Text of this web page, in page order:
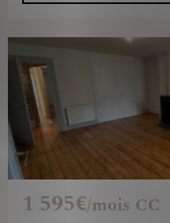
1 595€/mois CC